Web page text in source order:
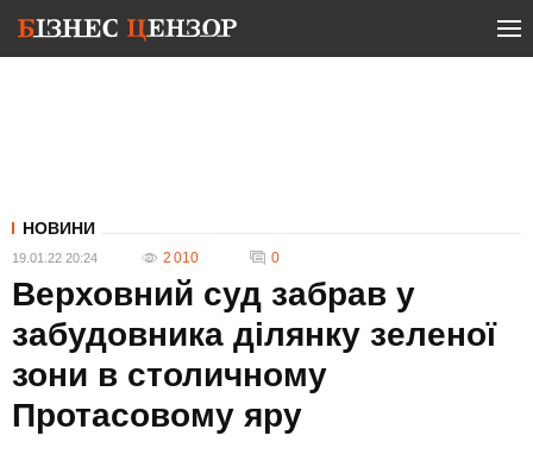
НОВИНИ
19.01.22 20:24 2 010 0
Верховний суд забрав у
забудовника ділянку зеленої
зони в столичному
Протасовому яру